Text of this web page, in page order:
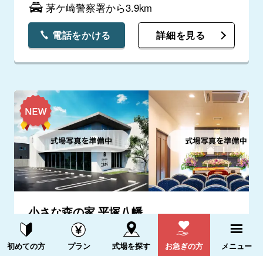
茅ケ崎警察署から3.9km
電話をかける 詳細を見る
小さな森の家 平塚八幡
(1件)
神奈川県平塚市東八幡4-10-5
資料請求する 電話をかける
初めての方 プラン 式場を探す お急ぎの方 メニュー